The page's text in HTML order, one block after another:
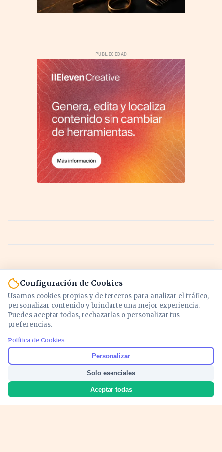
PUBLICIDAD
Noticias y análisis de economía, mercados,
inversión y política. Información actualizada
para entender lo que mueve tu dinero y tu
país.
Configuración de Cookies
Usamos cookies propias y de terceros para analizar el tráfico,
personalizar contenido y brindarte una mejor experiencia.
Puedes aceptar todas, rechazarlas o personalizar tus
preferencias.
Política de Cookies
Personalizar
Solo esenciales
Aceptar todas